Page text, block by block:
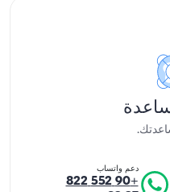
دعم واتساب
+90 552 822